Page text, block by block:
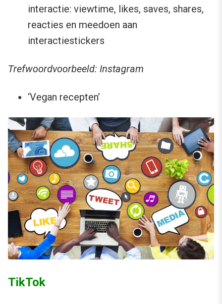
interactie: viewtime, likes, saves, shares,
reacties en meedoen aan
interactiestickers
Trefwoordvoorbeeld: Instagram
‘Vegan recepten’
TikTok